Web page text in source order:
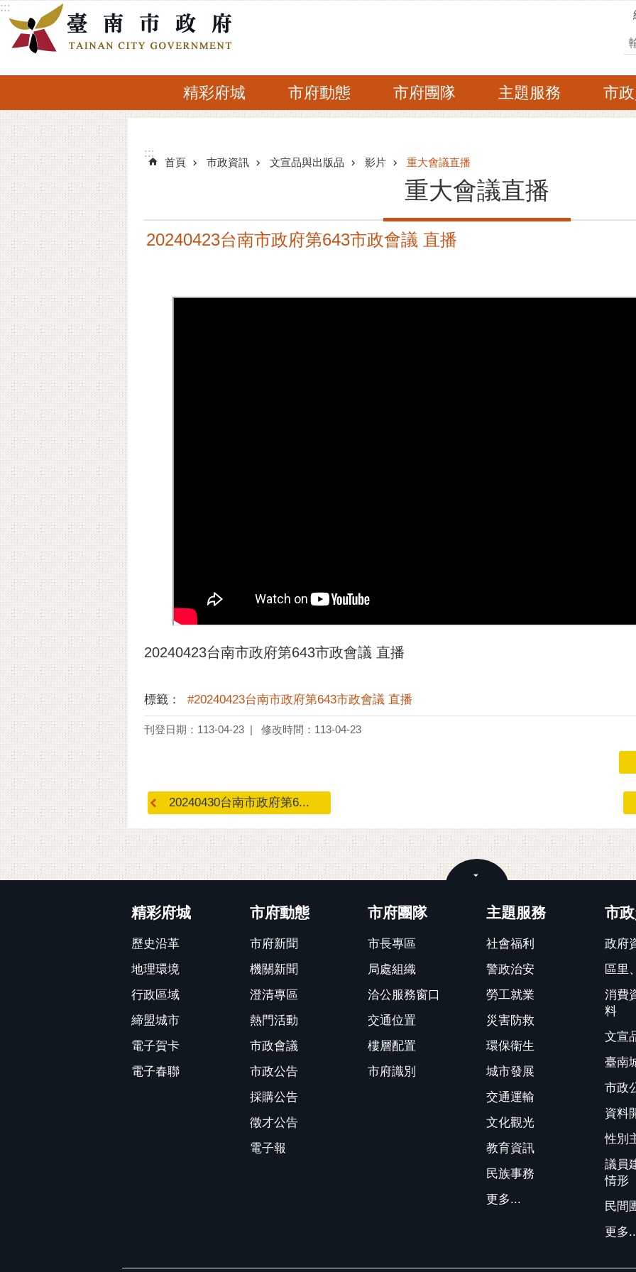
跳到主要內容區塊
:::
精彩府城 市府動態 市府團隊 主題服務 市
:::
:::
首頁 市政資訊 文宣品與出版品 影片 重大會議直播
重大會議直播
20240423台南市政府第643市政會議 直播
20240423台南市政府第643市政會議 直播
標籤： #20240423台南市政府第643市政會議 直播
刊登日期：113-04-23 修改時間：113-04-23
20240430台南市政府第6...
精彩府城
歷史沿革
地理環境
行政區域
締盟城市
電子賀卡
電子春聯
市府動態
市府新聞
機關新聞
澄清專區
熱門活動
市政會議
市政公告
採購公告
徵才公告
電子報
市府團隊
市長專區
局處組織
洽公服務窗口
交通位置
樓層配置
市府識別
主題服務
社會福利
警政治安
勞工就業
災害防救
環保衛生
城市發展
交通運輸
文化觀光
教育資訊
民族事務
更多...
市
政府
區里
消費
料
文宣
臺南
市政
資料
性別
議員
情形
民間
更多